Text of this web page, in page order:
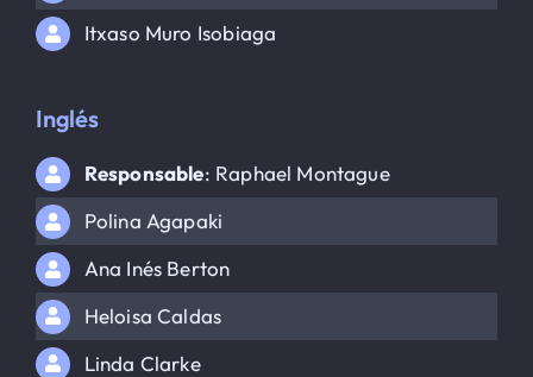
Itxaso Muro Isobiaga
Inglés
Responsable: Raphael Montague
Polina Agapaki
Ana Inés Berton
Heloisa Caldas
Linda Clarke